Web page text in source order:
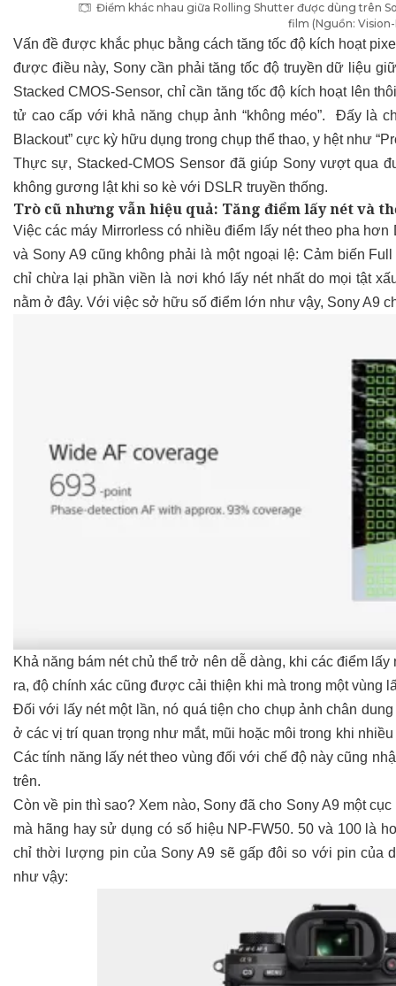
Điểm khác nhau giữa Rolling Shutter được dùng trên
film (Nguồn:
Vấn đề được khắc phục bằng cách tăng tốc độ kích hoạt
được điều này, Sony cần phải tăng tốc độ truyền dữ liệu
Stacked CMOS-Sensor, chỉ cần tăng tốc độ kích hoạt lên
tử cao cấp với khả năng chụp ảnh “không méo”. Đấy là
Blackout” cực kỳ hữu dụng trong chụp thể thao, y hệt như
Thực sự, Stacked-CMOS Sensor đã giúp Sony vượt qua
không gương lật khi so kè với DSLR truyền thống.
Trò cũ nhưng vẫn hiệu quả: Tăng điểm lấy nét và
Việc các máy Mirrorless có nhiều điểm lấy nét theo pha
và Sony A9 cũng không phải là một ngoại lệ: Cảm biến
chỉ chừa lại phần viền là nơi khó lấy nét nhất do mọi tật
nằm ở đây. Với việc sở hữu số điểm lớn như vậy, Sony A9
Khả năng bám nét chủ thể trở nên dễ dàng, khi các điểm
ra, độ chính xác cũng được cải thiện khi mà trong một vùng
Đối với lấy nét một lần, nó quá tiện cho chụp ảnh chân
ở các vị trí quan trọng như mắt, mũi hoặc môi trong khi
Các tính năng lấy nét theo vùng đối với chế độ này cũng
trên.
Còn về pin thì sao? Xem nào, Sony đã cho Sony A9 một
mà hãng hay sử dụng có số hiệu NP-FW50. 50 và 100 là
chỉ thời lượng pin của Sony A9 sẽ gấp đôi so với pin của
như vậy: